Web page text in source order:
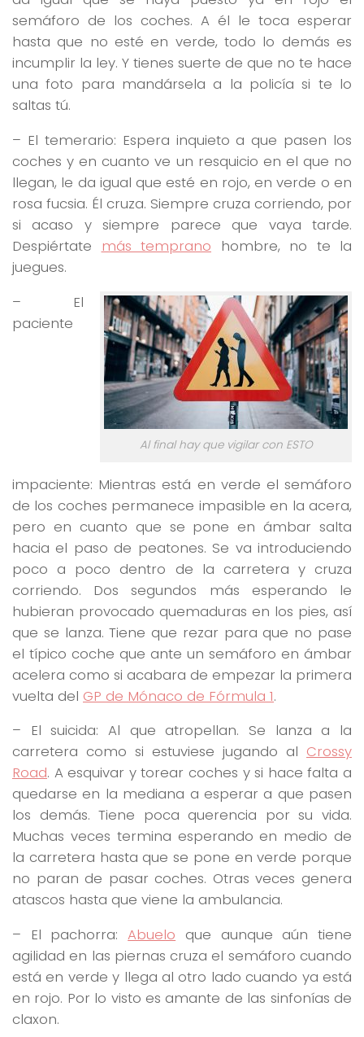
semáforo de los coches. A él le toca esperar
hasta que no esté en verde, todo lo demás es
incumplir la ley. Y tienes suerte de que no te hace
una foto para mandársela a la policía si te lo
saltas tú.
– El temerario: Espera inquieto a que pasen los
coches y en cuanto ve un resquicio en el que no
llegan, le da igual que esté en rojo, en verde o en
rosa fucsia. Él cruza. Siempre cruza corriendo, por
si acaso y siempre parece que vaya tarde.
Despiértate más temprano hombre, no te la
juegues.
Al final hay que vigilar con ESTO
– El
paciente
impaciente: Mientras está en verde el semáforo
de los coches permanece impasible en la acera,
pero en cuanto que se pone en ámbar salta
hacia el paso de peatones. Se va introduciendo
poco a poco dentro de la carretera y cruza
corriendo. Dos segundos más esperando le
hubieran provocado quemaduras en los pies, así
que se lanza. Tiene que rezar para que no pase
el típico coche que ante un semáforo en ámbar
acelera como si acabara de empezar la primera
vuelta del GP de Mónaco de Fórmula 1.
– El suicida: Al que atropellan. Se lanza a la
carretera como si estuviese jugando al Crossy
Road. A esquivar y torear coches y si hace falta a
quedarse en la mediana a esperar a que pasen
los demás. Tiene poca querencia por su vida.
Muchas veces termina esperando en medio de
la carretera hasta que se pone en verde porque
no paran de pasar coches. Otras veces genera
atascos hasta que viene la ambulancia.
– El pachorra:Abuelo que aunque aún tiene
agilidad en las piernas cruza el semáforo cuando
está en verde y llega al otro lado cuando ya está
en rojo. Por lo visto es amante de las sinfonías de
claxon.